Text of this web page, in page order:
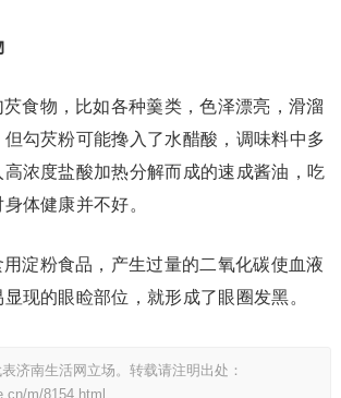
食物，比如各种羹类，色泽漂亮，滑溜
勾芡粉可能搀入了水醋酸，调味料中多
浓度盐酸加热分解而成的速成酱油，吃
体健康并不好。
淀粉食品，产生过量的二氧化碳使血液
现的眼睑部位，就形成了眼圈发黑。
济南生活网立场。转载请注明出处：
m/8154.html